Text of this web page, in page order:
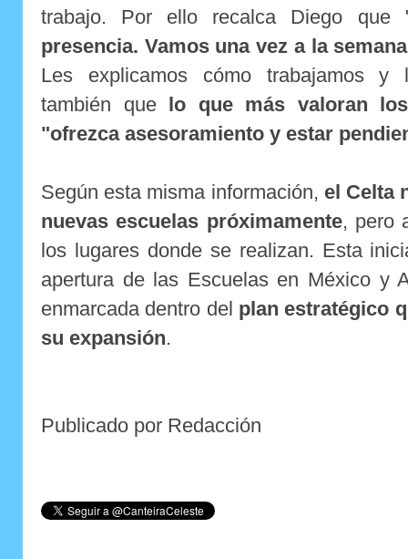
trabajo. Por ello recalca Diego que
presencia. Vamos una vez a la semana
Les explicamos cómo trabajamos y
también que
lo que más valoran
"ofrezca asesoramiento y estar
Según esta misma información, el Celta
nuevas escuelas próximamente, pero
los lugares donde se realizan. Esta
apertura de las Escuelas en México y
enmarcada dentro del plan estratégico
su expansión.
Publicado por Redacción